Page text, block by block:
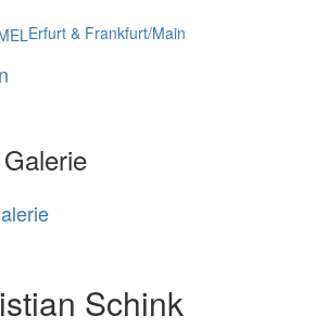
Erfurt & Frankfurt/Main
Schink